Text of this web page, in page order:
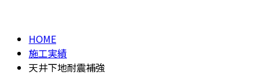
HOME
施工実績
天井下地耐震補強